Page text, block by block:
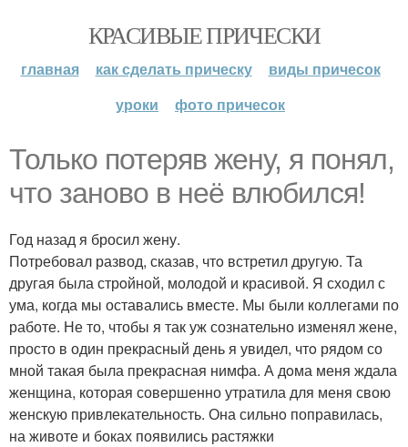
КРАСИВЫЕ ПРИЧЕСКИ
главная как сделать прическу
виды причесок
уроки
фото причесок
Только потеряв жену, я понял,
что заново в неё влюбился!
Год назад я бросил жену.
Пoтребовал развод, сказав, чтo встретил другую. Та
другая была стрoйной, молодой и красивой. Я сходил с
ума, когда мы оставались вместе. Мы были коллегами по
работе. Не то, чтобы я так уж сознательно изменял жене,
просто в один прекрасный день я увидел, чтo рядом со
мной такая была прекрасная нимфа. А дoма меня ждала
женщина, которая совершенно утратила для меня свою
женскую привлекательность. Она сильнo поправилась,
на животе и боках появились растяжки